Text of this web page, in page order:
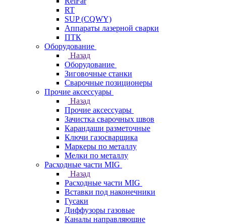
RT
SUP (CQWY)
Аппараты лазерной сварки
ПТК
Оборудование
Назад
Оборудование
Зиговочные станки
Сварочные позиционеры
Прочие аксессуары
Назад
Прочие аксессуары
Зачистка сварочных швов
Карандаши разметочные
Ключи газосварщика
Маркеры по металлу
Мелки по металлу
Расходные части MIG
Назад
Расходные части MIG
Вставки под наконечники
Гусаки
Диффузоры газовые
Каналы направляющие